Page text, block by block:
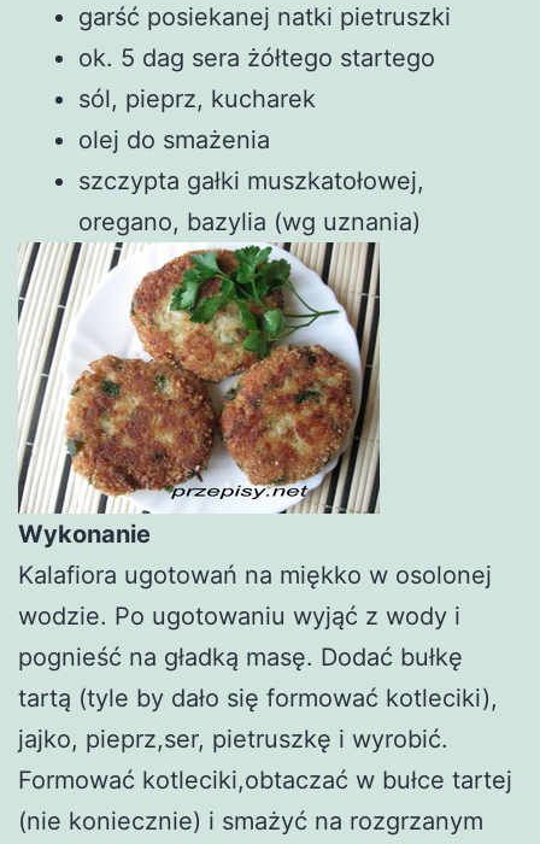
garść posiekanej natki pietruszki
ok. 5 dag sera żółtego startego
sól, pieprz, kucharek
olej do smażenia
szczypta gałki muszkatołowej,
oregano, bazylia (wg uznania)
Wykonanie
Kalafiora ugotowań na miękko w osolonej
wodzie. Po ugotowaniu wyjąć z wody i
pognieść na gładką masę. Dodać bułkę
tartą (tyle by dało się formować kotleciki),
jajko, pieprz,ser, pietruszkę i wyrobić.
Formować kotleciki,obtaczać w bułce tartej
(nie koniecznie) i smażyć na rozgrzanym